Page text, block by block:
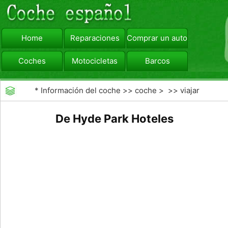
Home Reparaciones Comprar un automóvil
Coches Motocicletas Barcos
viajar Camiones
* Información del coche >>coche > >>viajar
De Hyde Park Hoteles